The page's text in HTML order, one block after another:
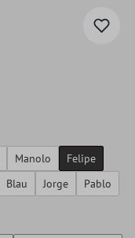
Manolo
Felipe
Blau Jorge
Pablo